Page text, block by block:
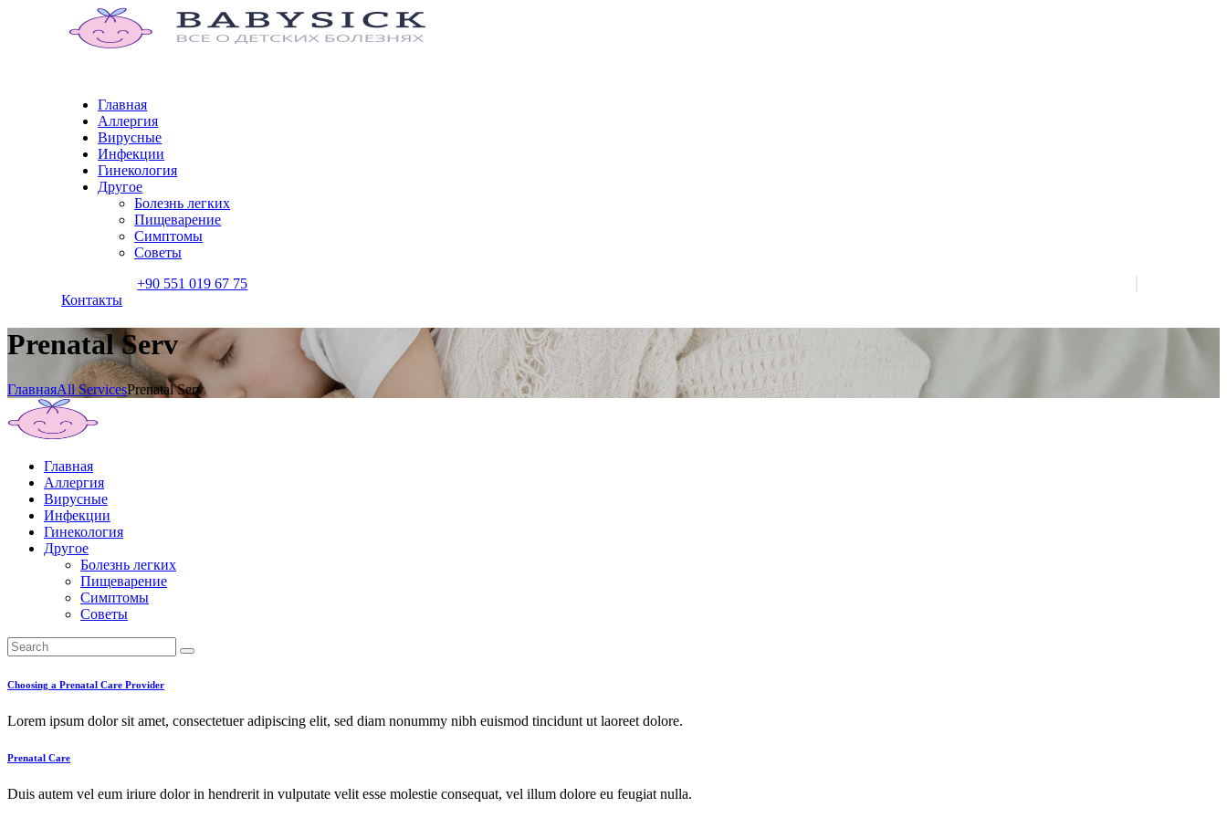
Главная
Аллергия
Вирусные
Инфекции
Гинекология
Другое
Болезнь легких
Пищеварение
Симптомы
Советы
+90 551 019 67 75
Контакты
Prenatal Serv
ГлавнаяAll ServicesPrenatal Serv
Главная
Аллергия
Вирусные
Инфекции
Гинекология
Другое
Болезнь легких
Пищеварение
Симптомы
Советы
Choosing a Prenatal Care Provider
Lorem ipsum dolor sit amet, consectetuer adipiscing elit, sed diam nonummy nibh euismod tincidunt ut laoreet dolore.
Prenatal Care
Duis autem vel eum iriure dolor in hendrerit in vulputate velit esse molestie consequat, vel illum dolore eu feugiat nulla.